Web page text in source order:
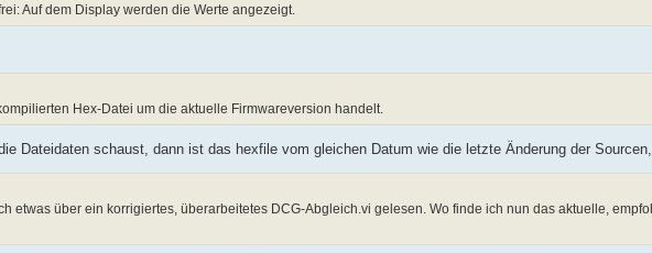
Auf dem Display werden die Werte angezeigt.
Hex-Datei um die aktuelle Firmwareversion handelt.
Dateidaten schaust, dann ist das hexfile vom gleichen Datum wie die letzte Änderung der
etwas über ein korrigiertes, überarbeitetes DCG-Abgleich.vi gelesen. Wo finde ich nun das aktuelle,